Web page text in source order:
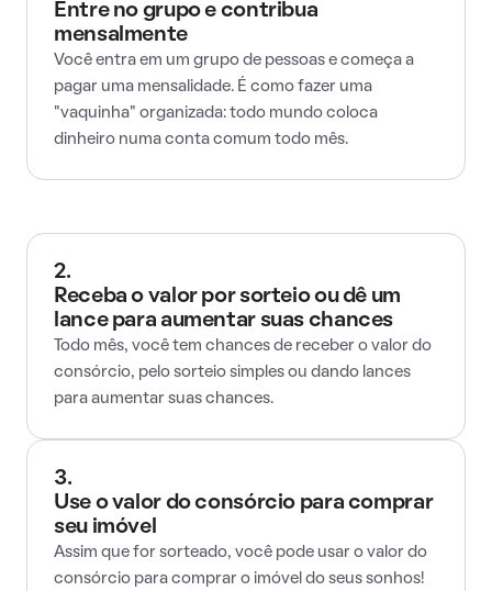
Entre no grupo e contribua
mensalmente
Você entra em um grupo de pessoas e começa a
pagar uma mensalidade. É como fazer uma
"vaquinha" organizada: todo mundo coloca
dinheiro numa conta comum todo mês.
2.
Receba o valor por sorteio ou dê um
lance para aumentar suas chances
Todo mês, você tem chances de receber o valor do
consórcio, pelo sorteio simples ou dando lances
para aumentar suas chances.
3.
Use o valor do consórcio para comprar
seu imóvel
Assim que for sorteado, você pode usar o valor do
consórcio para comprar o imóvel do seus sonhos!